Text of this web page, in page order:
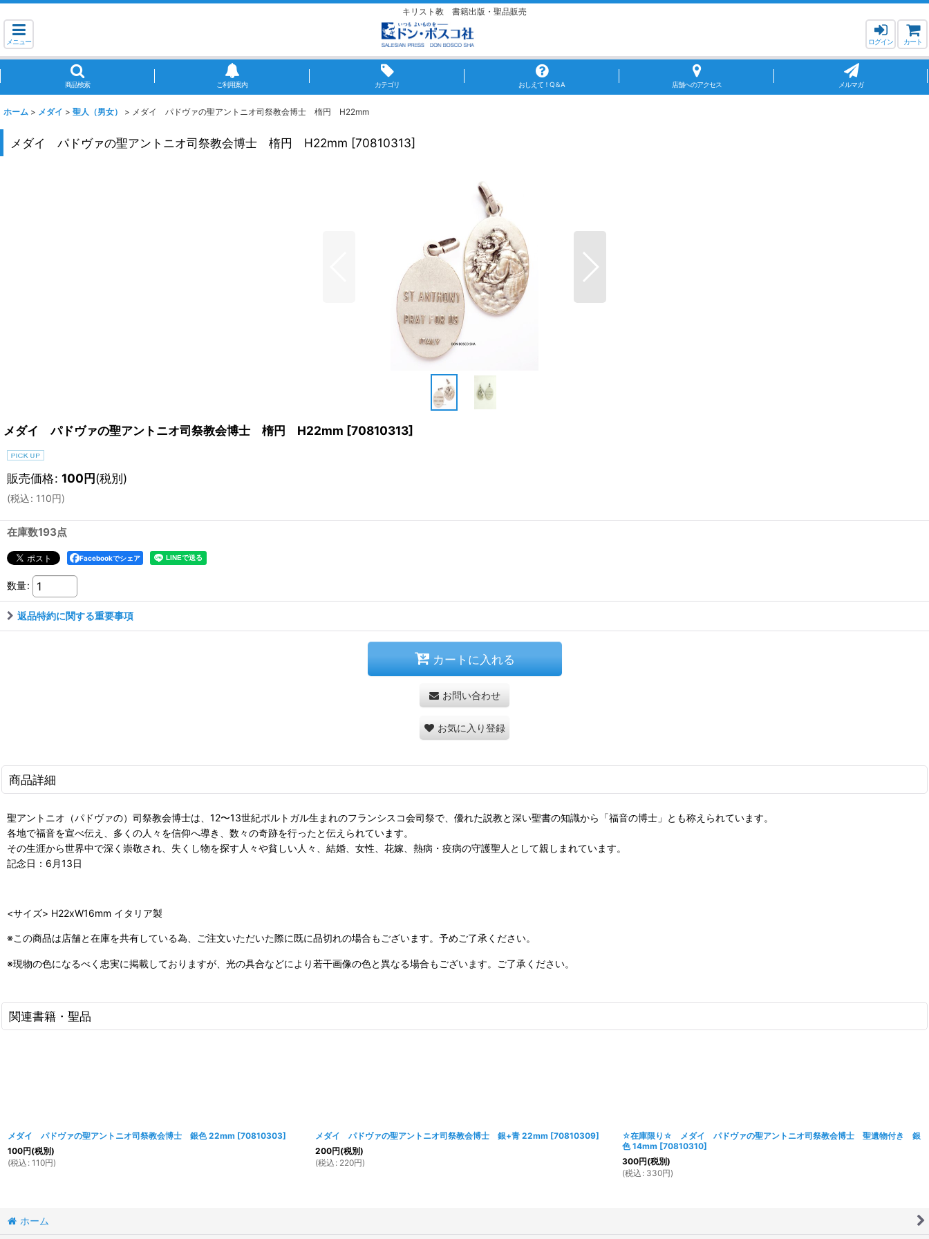
キリスト教 書籍出版・聖品販売
メニュー ログイン カート
商品検索 ご利用案内 カテゴリ おしえて！Q＆A 店舗へのアクセス メルマガ
ホーム > メダイ > 聖人（男女） > メダイ パドヴァの聖アントニオ司祭教会博士 楕円 H22mm
メダイ パドヴァの聖アントニオ司祭教会博士 楕円 H22mm [70810313]
メダイ パドヴァの聖アントニオ司祭教会博士 楕円 H22mm [70810313]
販売価格: 100円(税別)
(税込: 110円)
在庫数193点
Facebookでシェア
数量:
返品特約に関する重要事項
カートに入れる
お問い合わせ
お気に入り登録
商品詳細
聖アントニオ（パドヴァの）司祭教会博士は、12〜13世紀ポルトガル生まれのフランシスコ会司祭で、優れた説教と深い聖書の知識から「福音の博士」とも称えられています。
各地で福音を宣べ伝え、多くの人々を信仰へ導き、数々の奇跡を行ったと伝えられています。
その生涯から世界中で深く崇敬され、失くし物を探す人々や貧しい人々、結婚、女性、花嫁、熱病・疫病の守護聖人として親しまれています。
記念日：6月13日
<サイズ> H22xW16mm イタリア製
※この商品は店舗と在庫を共有している為、ご注文いただいた際に既に品切れの場合もございます。予めご了承ください。
※現物の色になるべく忠実に掲載しておりますが、光の具合などにより若干画像の色と異なる場合もございます。ご了承ください。
関連書籍・聖品
メダイ パドヴァの聖アントニオ司祭教会博士 銀色 22mm [70810303]
100円(税別)
(税込 : 110円)
メダイ パドヴァの聖アントニオ司祭教会博士 銀+青 22mm [70810309]
200円(税別)
(税込 : 220円)
☆在庫限り☆ メダイ パドヴァの聖アントニオ司祭教会博士 聖遺物付き 銀
色 14mm [70810310]
300円(税別)
(税込 : 330円)
ホーム